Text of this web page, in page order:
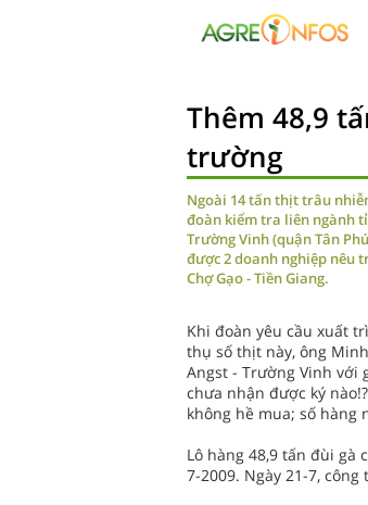
Thêm 48,9
trường
Ngoài 14 tấn thịt trâu
đoàn kiểm tra liên ngành
Trường Vinh (quận Tân
được 2 doanh nghiệp nêu
Chợ Gạo - Tiền Giang.
Khi đoàn yêu cầu xuất
thụ số thịt này, ông
Angst - Trường Vinh với
chưa nhận được ký
không hề mua; số hàng
Lô hàng 48,9 tấn đùi gà
7-2009. Ngày 21-7,